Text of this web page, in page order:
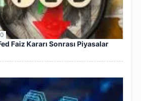
Faiz Kararı Sonrası Piyasalar